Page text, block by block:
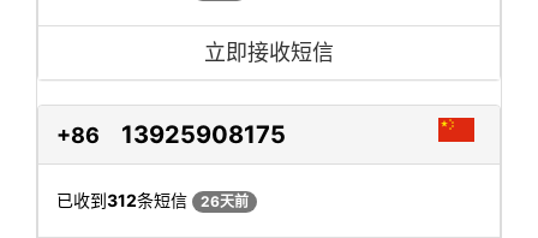
立即接收短信
+86 13925908175
已收到312条短信 26天前